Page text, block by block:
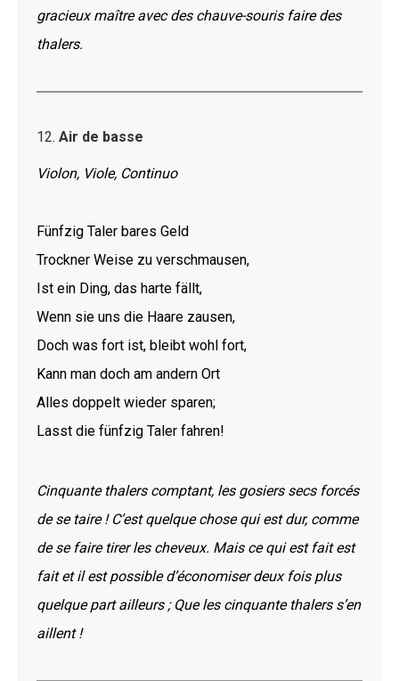
gracieux maître avec des chauve-souris faire des
thalers.
12. Air de basse
Violon, Viole, Continuo
Fünfzig Taler bares Geld
Trockner Weise zu verschmausen,
Ist ein Ding, das harte fällt,
Wenn sie uns die Haare zausen,
Doch was fort ist, bleibt wohl fort,
Kann man doch am andern Ort
Alles doppelt wieder sparen;
Lasst die fünfzig Taler fahren!
Cinquante thalers comptant, les gosiers secs forcés
de se taire ! C’est quelque chose qui est dur, comme
de se faire tirer les cheveux. Mais ce qui est fait est
fait et il est possible d’économiser deux fois plus
quelque part ailleurs ; Que les cinquante thalers s’en
aillent !